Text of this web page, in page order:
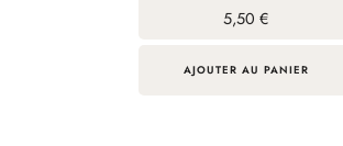
5,50€
AJOUTER AU PANIER